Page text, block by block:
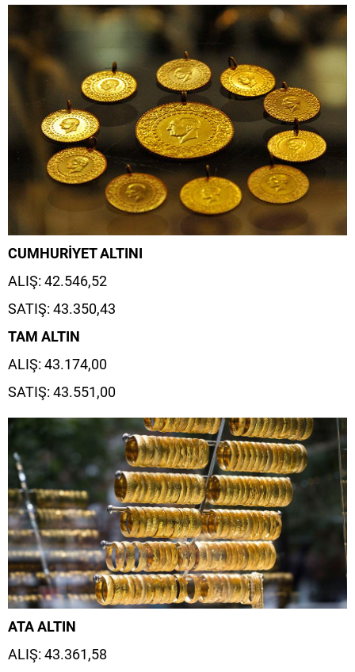
CUMHURİYET ALTINI
ALIŞ: 42.546,52
SATIŞ: 43.350,43
TAM ALTIN
ALIŞ: 43.174,00
SATIŞ: 43.551,00
ATA ALTIN
ALIŞ: 43.361,58